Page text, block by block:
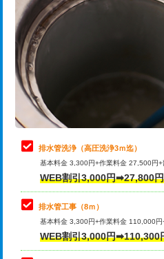
給水管工事※（ライニング鋼管・
管・ポリ管・HT管使用/3ｍ超え)
排水管工事（土の掘削・埋め戻し
業）
排水管工事（排水管工事/3ｍまで
排水管工事（追加 排水管工事/3
え）
マス交換（土の掘削・埋め戻し
マス交換（深さ50㎝未満）
マス交換（深さ50㎝以上）
カメラ調査
桝清掃
止水・漏水調査・防水処理・清掃
理・調整・分解・加工など（軽
止水・漏水調査・防水処理・清
理・調整・分解・加工など（中作
止水・漏水調査・防水処理・清
理・調整・分解・加工など（重
その他部品の脱着
交換・取付（タンク）
排水管洗浄（高圧洗浄3ｍ迄）
基本料金 3,300円+作業料金 27,500円
WEB割引3,000円➡27,800
排水管工事（8ｍ）
基本料金 3,300円+作業料金 110,000
WEB割引3,000円➡110,300